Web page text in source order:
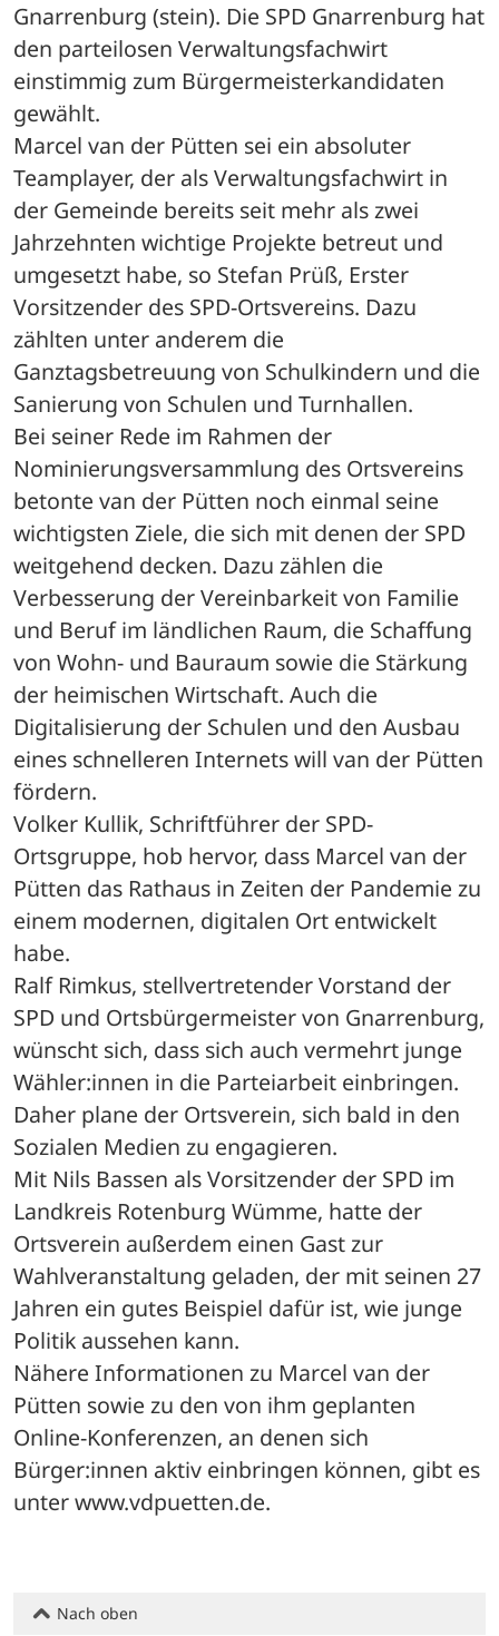
Gnarrenburg (stein). Die SPD Gnarrenburg hat
den parteilosen Verwaltungsfachwirt
einstimmig zum Bürgermeisterkandidaten
gewählt.
Marcel van der Pütten sei ein absoluter
Teamplayer, der als Verwaltungsfachwirt in
der Gemeinde bereits seit mehr als zwei
Jahrzehnten wichtige Projekte betreut und
umgesetzt habe, so Stefan Prüß, Erster
Vorsitzender des SPD-Ortsvereins. Dazu
zählten unter anderem die
Ganztagsbetreuung von Schulkindern und die
Sanierung von Schulen und Turnhallen.
Bei seiner Rede im Rahmen der
Nominierungsversammlung des Ortsvereins
betonte van der Pütten noch einmal seine
wichtigsten Ziele, die sich mit denen der SPD
weitgehend decken. Dazu zählen die
Verbesserung der Vereinbarkeit von Familie
und Beruf im ländlichen Raum, die Schaffung
von Wohn- und Bauraum sowie die Stärkung
der heimischen Wirtschaft. Auch die
Digitalisierung der Schulen und den Ausbau
eines schnelleren Internets will van der Pütten
fördern.
Volker Kullik, Schriftführer der SPD-
Ortsgruppe, hob hervor, dass Marcel van der
Pütten das Rathaus in Zeiten der Pandemie zu
einem modernen, digitalen Ort entwickelt
habe.
Ralf Rimkus, stellvertretender Vorstand der
SPD und Ortsbürgermeister von Gnarrenburg,
wünscht sich, dass sich auch vermehrt junge
Wähler:innen in die Parteiarbeit einbringen.
Daher plane der Ortsverein, sich bald in den
Sozialen Medien zu engagieren.
Mit Nils Bassen als Vorsitzender der SPD im
Landkreis Rotenburg Wümme, hatte der
Ortsverein außerdem einen Gast zur
Wahlveranstaltung geladen, der mit seinen 27
Jahren ein gutes Beispiel dafür ist, wie junge
Politik aussehen kann.
Nähere Informationen zu Marcel van der
Pütten sowie zu den von ihm geplanten
Online-Konferenzen, an denen sich
Bürger:innen aktiv einbringen können, gibt es
unter www.vdpuetten.de.
Nach oben